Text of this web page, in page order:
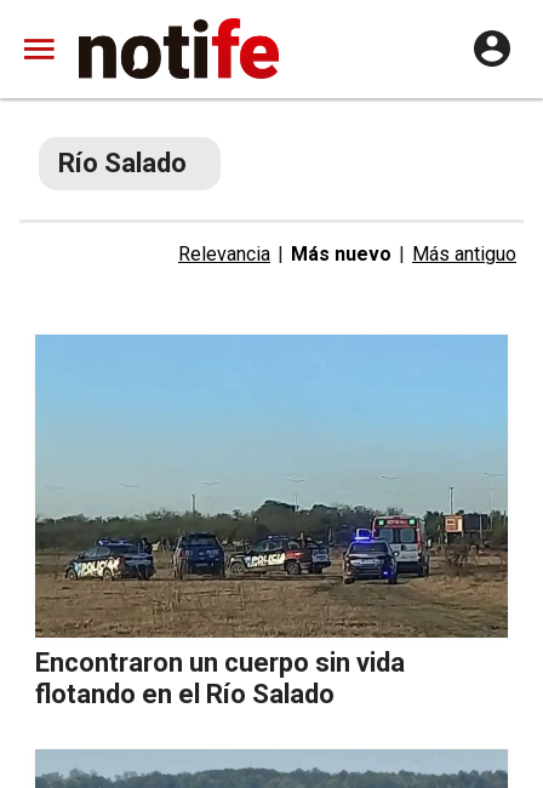
Río Salado
Relevancia | Más nuevo | Más antiguo
Encontraron un cuerpo sin vida
flotando en el Río Salado